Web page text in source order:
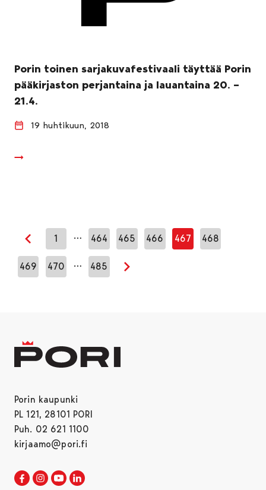
Porin toinen sarjakuvafestivaali täyttää Porin
pääkirjaston perjantaina ja lauantaina 20. –
21.4.
19 huhtikuun, 2018
Edellinen sivu
1 … 464 465 466 467 468
469 470 … 485
Seuraava sivu
Porin kaupunki
PL 121, 28101 PORI
Puh. 02 621 1100
kirjaamo@pori.fi
Porin kaupunki Facebookissa
Avautuu uudessa välilehdessä
Porin kaupunki Instagramissa
Avautuu uudessa välilehdessä
Porin kaupunki Youtubessa
Avautuu uudessa välilehdessä